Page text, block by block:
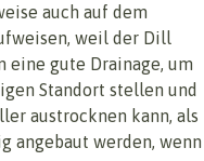
auch auf dem
weil der Dill
eine gute Drainage, um
Standort stellen und
austrocknen kann, als
angebaut werden, wenn